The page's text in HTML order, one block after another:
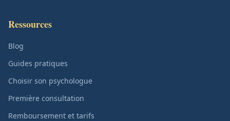
Ressources
Blog
Guides pratiques
Choisir son psychologue
Première consultation
Remboursement et tarifs